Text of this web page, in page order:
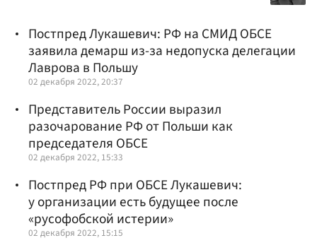
Постпред Лукашевич: РФ на СМИД ОБСЕ
заявила демарш из-за недопуска делегации
Лаврова в Польшу
02 декабря 2022, 20:37
Представитель России выразил
разочарование РФ от Польши как
председателя ОБСЕ
02 декабря 2022, 15:33
Постпред РФ при ОБСЕ Лукашевич:
у организации есть будущее после
«русофобской истерии»
02 декабря 2022, 15:15